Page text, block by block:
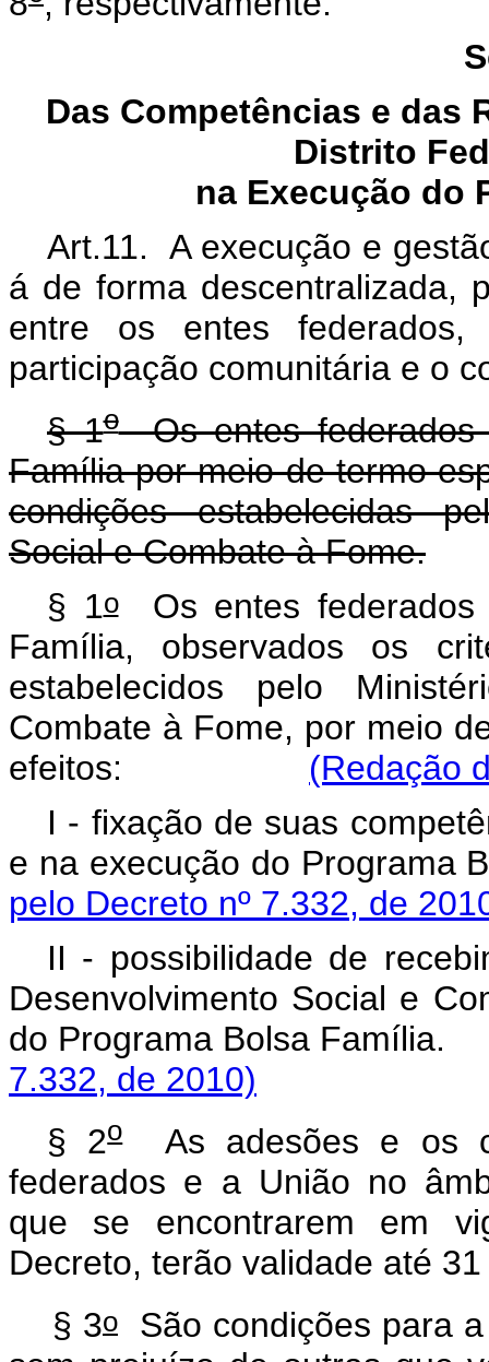
Das Competências e das
Distrito
na Execução do
Art.11. A execução e
á de forma descentralizada,
entre os entes federados,
participação comunitária e o
§ 1oOs entes federados
Família por meio de termo
condições estabelecidas
Social e Combate à Fome.
§ 1oOs entes federados
Família, observados os
estabelecidos pelo
Combate à Fome, por meio
efeitos: (Redação
I - fixação de suas
e na execução do
pelo Decreto nº 7.332, de
II - possibilidade de
Desenvolvimento Social e
do Programa Bolsa
7.332, de 2010)
§ 2oAs adesões e os
federados e a União no
que se encontrarem em
Decreto, terão validade até
§ 3o São condições para